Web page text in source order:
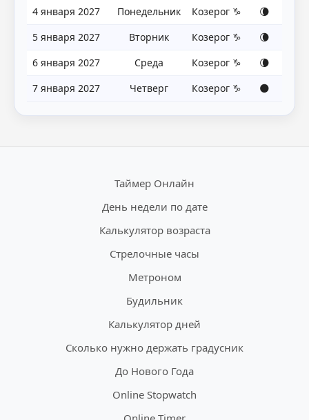
4 января 2027
Понедельник Козерог ♑
🌘
5 января 2027
Вторник Козерог ♑
🌘
6 января 2027
Среда Козерог ♑
🌘
7 января 2027
Четверг Козерог ♑ 🌑
Таймер Онлайн
День недели по дате
Калькулятор возраста
Стрелочные часы
Метроном
Будильник
Калькулятор дней
Сколько нужно держать градусник
До Нового Года
Online Stopwatch